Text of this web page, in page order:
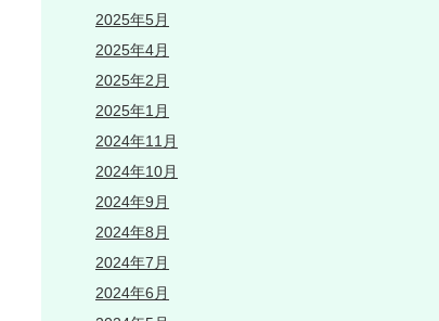
2025年5月
2025年4月
2025年2月
2025年1月
2024年11月
2024年10月
2024年9月
2024年8月
2024年7月
2024年6月